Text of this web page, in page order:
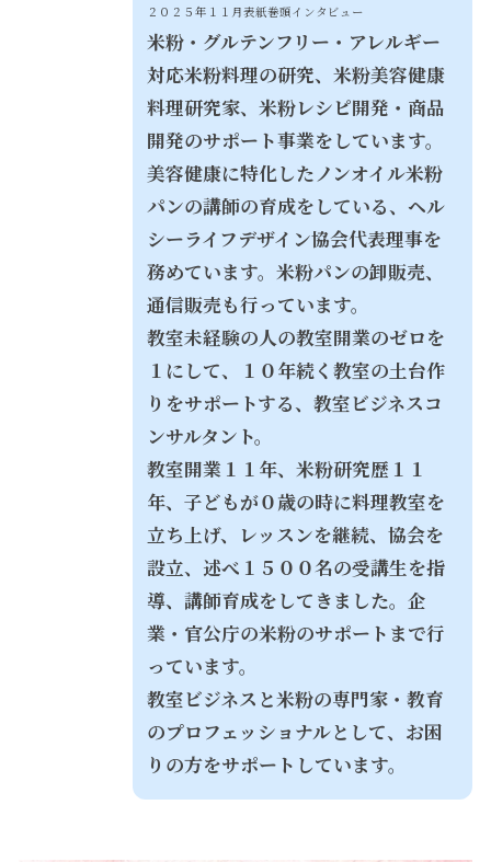
２０２５年１１月表紙巻頭インタビュー
米粉・グルテンフリー・アレルギー
対応米粉料理の研究、米粉美容健康
料理研究家、米粉レシピ開発・商品
開発のサポート事業をしています。
美容健康に特化したノンオイル米粉
パンの講師の育成をしている、 ヘル
シーライフデザイン協会代表理事を
務めています。米粉パンの卸販売、
通信販売も行っています。
教室未経験の人の教室開業のゼロを
１にして、１０年続く教室の土台作
りをサポートする、教室ビジネスコ
ンサルタント。
教室開業１１年、米粉研究歴１１
年、子どもが０歳の時に料理教室を
立ち上げ、レッスンを継続、協会を
設立、述べ１５００名の受講生を指
導、講師育成をしてきました。企
業・官公庁の米粉のサポートまで行
っています。
教室ビジネスと米粉の専門家・教育
のプロフェッショナルとして、お困
りの方をサポートしています。